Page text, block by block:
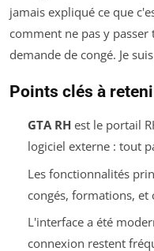
jamais expliqué ce que
comment ne pas y
demande de congé. Je
Points clés à
GTA RHest le portail
logiciel externe : tout
Les fonctionnalités
congés, formations, et
L'interface a été
connexion restent